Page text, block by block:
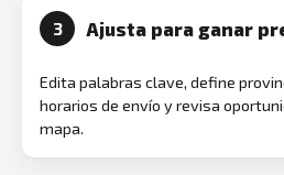
3 Ajusta para ganar
Edita palabras clave, define
horarios de envío y revisa
mapa.